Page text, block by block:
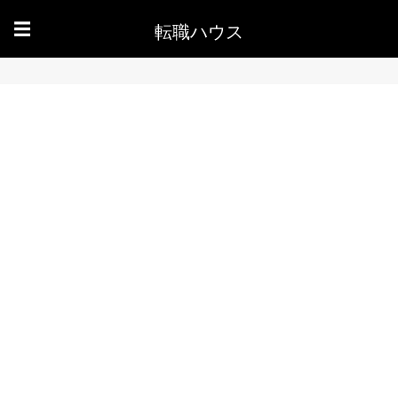
☰ 転職ハウス